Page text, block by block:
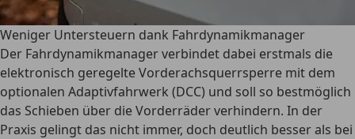
Weniger Untersteuern dank Fahrdynamikmanager
Der Fahrdynamikmanager verbindet dabei erstmals die
elektronisch geregelte Vorderachsquerrsperre mit dem
optionalen Adaptivfahrwerk (DCC) und soll so bestmöglich
das Schieben über die Vorderräder verhindern. In der
Praxis gelingt das nicht immer, doch deutlich besser als bei